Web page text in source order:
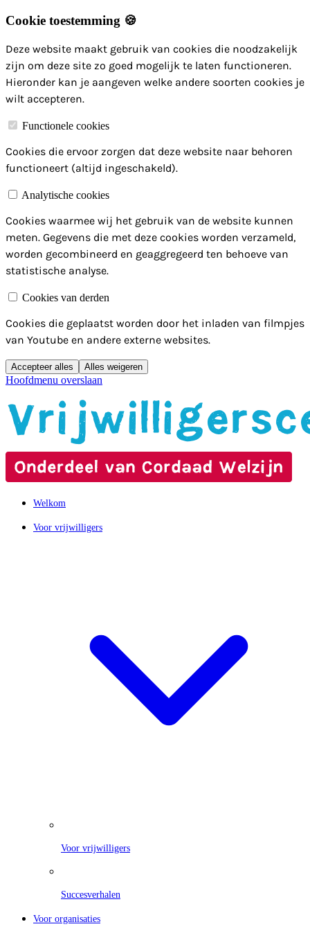
Cookie toestemming 🍪
Deze website maakt gebruik van cookies die noodzakelijk
zijn om deze site zo goed mogelijk te laten functioneren.
Hieronder kan je aangeven welke andere soorten cookies je
wilt accepteren.
Functionele cookies
Cookies die ervoor zorgen dat deze website naar behoren
functioneert (altijd ingeschakeld).
Analytische cookies
Cookies waarmee wij het gebruik van de website kunnen
meten. Gegevens die met deze cookies worden verzameld,
worden gecombineerd en geaggregeerd ten behoeve van
statistische analyse.
Cookies van derden
Cookies die geplaatst worden door het inladen van filmpjes
van Youtube en andere externe websites.
Accepteer alles Alles weigeren
Hoofdmenu overslaan
Welkom
Voor vrijwilligers
Voor vrijwilligers
Succesverhalen
Voor organisaties